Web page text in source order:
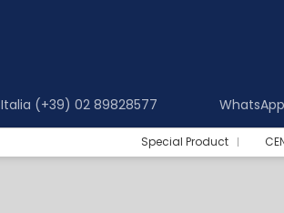
Italia (+39) 02 89828577
Special Product